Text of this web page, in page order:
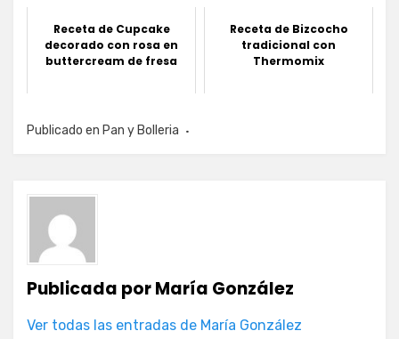
Receta de Cupcake
decorado con rosa en
buttercream de fresa
Receta de Bizcocho
tradicional con
Thermomix
Publicado en Pan y Bolleria
Publicada porMaría González
Ver todas las entradas de María González